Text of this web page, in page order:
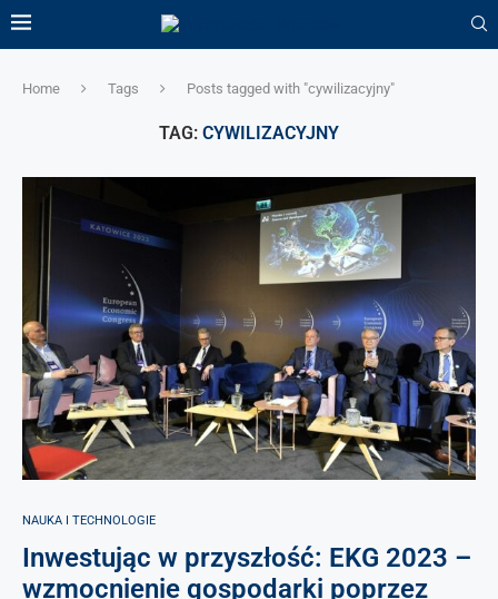
Home Tags Posts tagged with "cywilizacyjny"
TAG: CYWILIZACYJNY
NAUKA I TECHNOLOGIE
Inwestując w przyszłość: EKG 2023 –
wzmocnienie gospodarki poprzez